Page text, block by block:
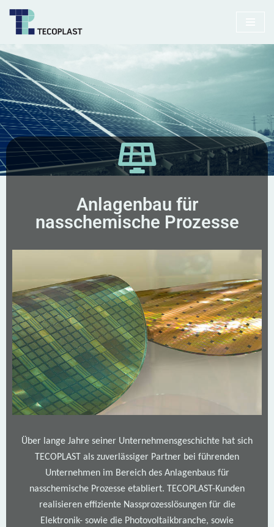
Zum
Inhalt
springen
Anlagenbau für
nasschemische Prozesse
Über lange Jahre seiner Unternehmensgeschichte hat sich
TECOPLAST als zuverlässiger Partner bei führenden
Unternehmen im Bereich des Anlagenbaus für
nasschemische Prozesse etabliert. TECOPLAST-Kunden
realisieren effiziente Nassprozesslösungen für die
Elektronik- sowie die Photovoltaikbranche, sowie